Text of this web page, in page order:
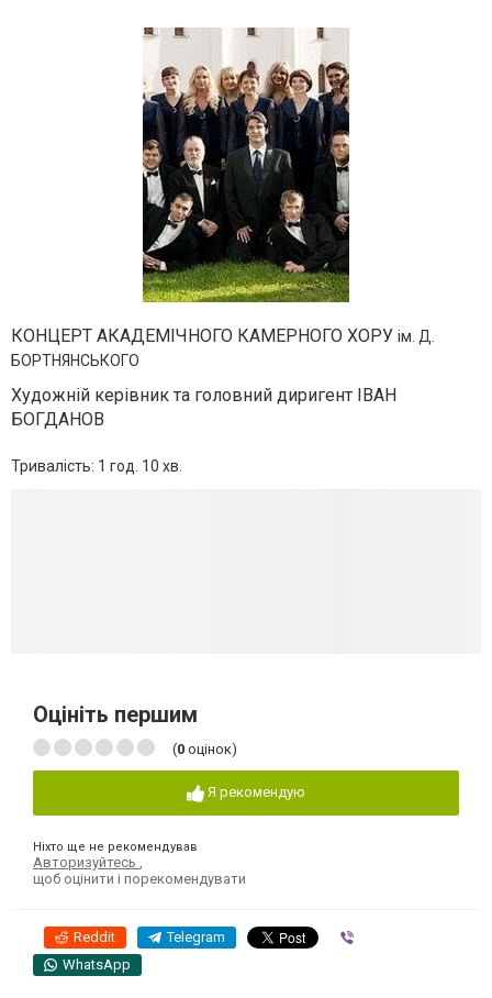
КОНЦЕРТ АКАДЕМІЧНОГО КАМЕРНОГО ХОРУ ім. Д.
БОРТНЯНСЬКОГО
Художній керівник та головний диригент ІВАН
БОГДАНОВ
Тривалiсть: 1 год. 10 хв.
Оцініть першим
(0 оцінок)
Я рекомендую
Ніхто ще не рекомендував
Авторизуйтесь
щоб оцінити і порекомендувати
Reddit Telegram
WhatsApp